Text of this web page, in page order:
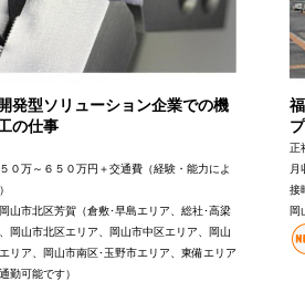
発型ソリューション企業での機
の仕事
０万～６５０万円＋交通費（経験・能力によ
山市北区芳賀（倉敷･早島エリア、総社･高梁
岡山市北区エリア、岡山市中区エリア、岡山
リア、岡山市南区･玉野市エリア、東備エリア
勤可能です）
正
月
接
岡